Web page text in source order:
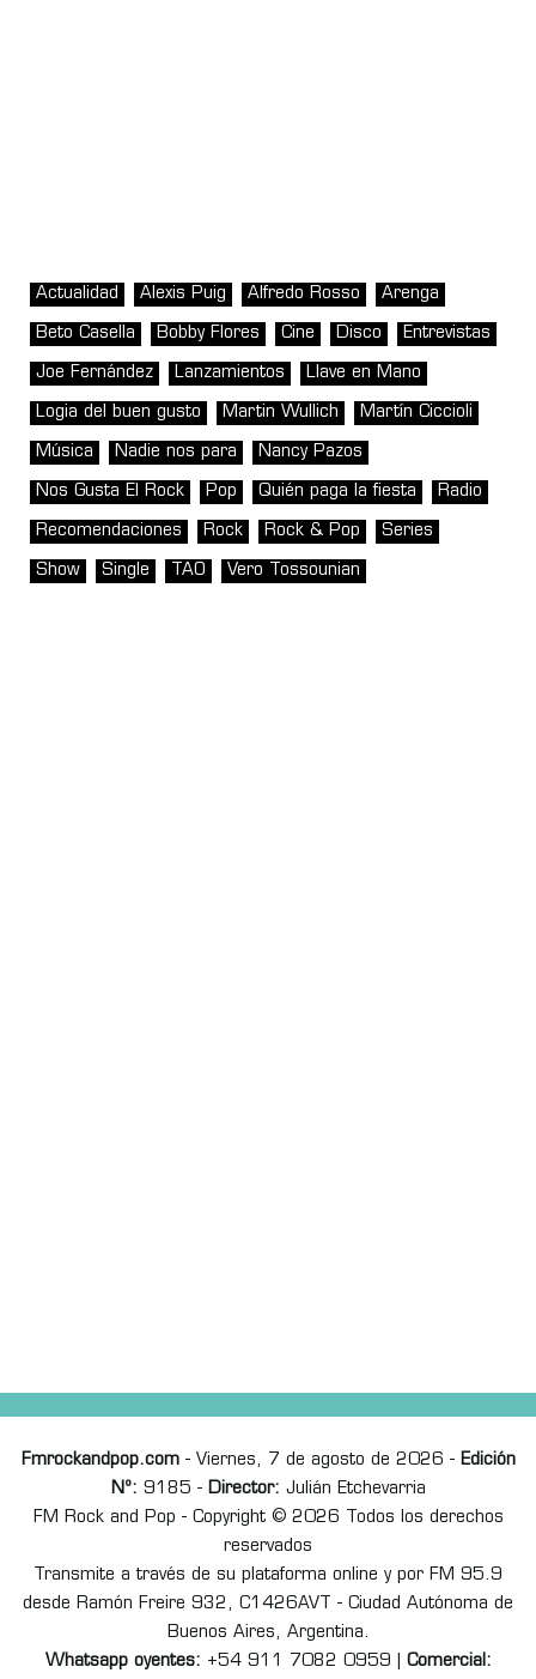
Actualidad Alexis Puig Alfredo Rosso Arenga
Beto Casella Bobby Flores Cine Disco Entrevistas
Joe Fernández Lanzamientos Llave en Mano
Logia del buen gusto Martin Wullich Martín Ciccioli
Música Nadie nos para Nancy Pazos
Nos Gusta El Rock Pop Quién paga la fiesta Radio
Recomendaciones Rock Rock & Pop Series
Show Single TAO Vero Tossounian
Fmrockandpop.com- Viernes, 7 de agosto de 2026 - Edición
Nº: 9185 - Director: Julián Etchevarria
FM Rock and Pop - Copyright © 2026 Todos los derechos
reservados
Transmite a través de su plataforma online y por FM 95.9
desde Ramón Freire 932, C1426AVT - Ciudad Autónoma de
Buenos Aires, Argentina.
Whatsapp oyentes: +54 911 7082 0959 | Comercial: